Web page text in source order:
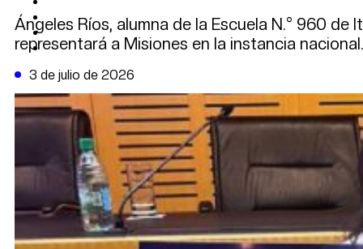
CAMBIO CLIMÁTICO
DATA FIRME
DE LA TRIBUNA TV
Ángeles Ríos, alumna de la Escuela N.° 960
representará a Misiones en la instancia nacional.
3 de julio de 2026